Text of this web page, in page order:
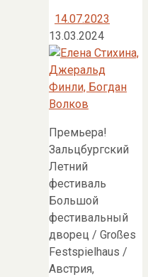
14.07.2023
13.03.2024
Премьера!
Зальцбургский
Летний
фестиваль
Большой
фестивальный
дворец / Großes
Festspielhaus /
Австрия,